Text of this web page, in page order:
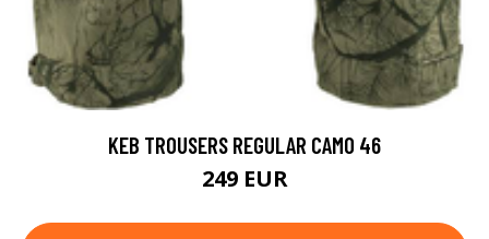
KEB TROUSERS REGULAR CAMO 46
249 EUR